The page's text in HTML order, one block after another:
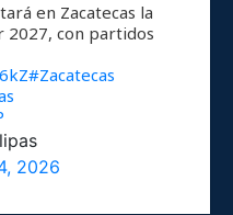
en Zacatecas la
2027, con partidos
#Zacatecas
2026